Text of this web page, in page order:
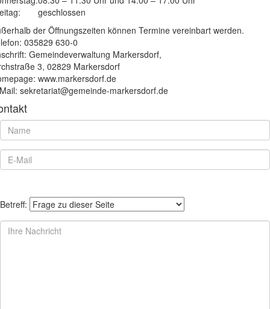
geschlossen
der Öffnungszeiten können Termine vereinbart werden.
035829 630-0
Gemeindeverwaltung Markersdorf,
3, 02829 Markersdorf
www.markersdorf.de
sekretariat@gemeinde-markersdorf.de
Betreff: